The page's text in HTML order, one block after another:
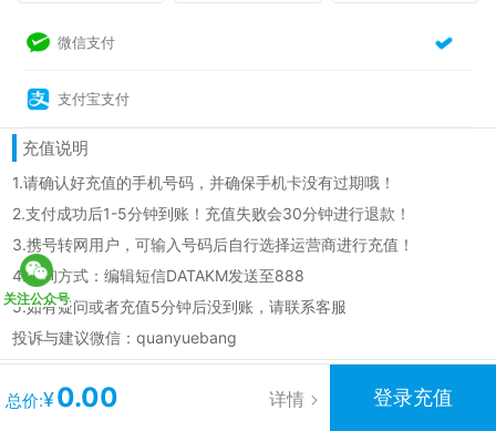
微信支付
支付宝支付
总价:¥0.00 详情 登录充值
充值说明
1.请确认好充值的手机号码，并确保手机卡没有过期哦！
2.支付成功后1-5分钟到账！充值失败会30分钟进行退款！
3.携号转网用户，可输入号码后自行选择运营商进行充值！
4.查询方式：编辑短信DATAKM发送至888
5.如有疑问或者充值5分钟后没到账，请联系客服
投诉与建议微信：quanyuebang
更多
关注公众号